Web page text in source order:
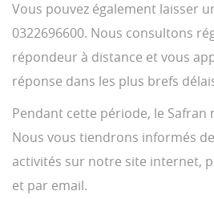
Vous pouvez également laisser
0322696600. Nous consultons
répondeur à distance et vous
réponse dans les plus brefs
Pendant cette période, le Safran
Nous vous tiendrons informés
activités sur notre site internet,
et par email.